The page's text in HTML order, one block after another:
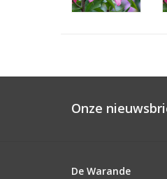
Onze
De Warande